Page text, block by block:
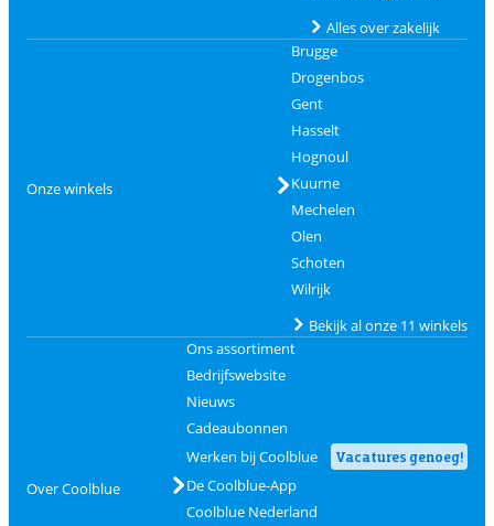
Alles over zakelijk
Onze winkels
Brugge
Drogenbos
Gent
Hasselt
Hognoul
Kuurne
Mechelen
Olen
Schoten
Wilrijk
Bekijk al onze 11 winkels
Over Coolblue
Ons assortiment
Bedrijfswebsite
Nieuws
Cadeaubonnen
Werken bij Coolblue
Vacatures genoeg!
De Coolblue-App
Coolblue Nederland